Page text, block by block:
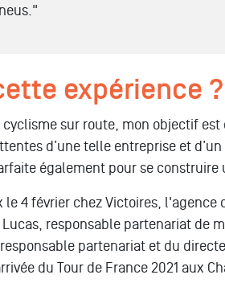
expérience ?
sur route, mon objectif
d’une telle entreprise et
également pour se
le 4 février chez Victoires,
responsable partenariat de
partenariat et du
du Tour de France 2021 aux